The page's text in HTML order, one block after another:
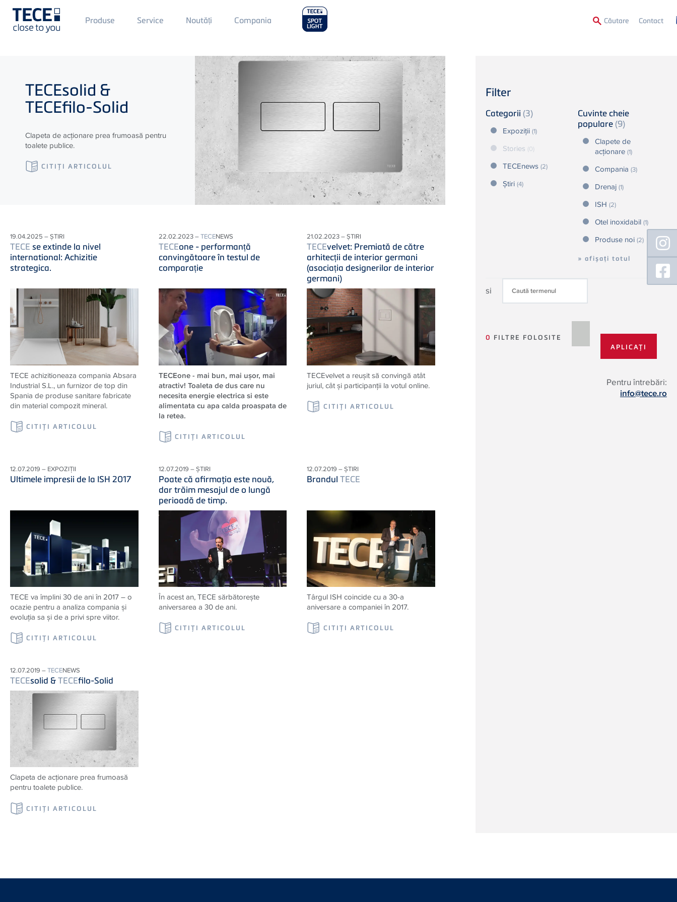
Main
Menü
Produse Service Noutăți Main
Menu
Compania Căutare Contact
Filter
Categorii (3)
Expoziții (1)
Stories (0)
TECEnews (2)
Știri (4)
Cuvinte cheie
populare (9)
Clapete de
acţionare (1)
Compania (3)
Drenaj (1)
ISH (2)
Otel inoxidabil (1)
Produse noi (2)
» afișați totul
si
0 FILTRE FOLOSITE
Pentru întrebări:
info@tece.ro
TECEsolid &
TECEfilo-Solid
Clapeta de acționare prea frumoasă pentru
toalete publice.
CITIŢI ARTICOLUL
19.04.2025 – ȘTIRI
TECE se extinde la nivel
international: Achizitie
strategica.
TECE achizitioneaza compania Absara
Industrial S.L., un furnizor de top din
Spania de produse sanitare fabricate
din material compozit mineral.
CITIŢI ARTICOLUL
22.02.2023 –TECENEWS
TECEone - performanță
convingătoare în testul de
comparație
TECEone - mai bun, mai ușor, mai
atractiv! Toaleta de dus care nu
necesita energie electrica si este
alimentata cu apa calda proaspata de
la retea.
CITIŢI ARTICOLUL
21.02.2023 – ȘTIRI
TECEvelvet: Premiată de către
arhitecții de interior germani
(asociația designerilor de interior
germani)
TECEvelvet a reușit să convingă atât
juriul, cât și participanții la votul online.
CITIŢI ARTICOLUL
12.07.2019 – EXPOZIȚII
Ultimele impresii de la ISH 2017
TECE va împlini 30 de ani în 2017 – o
ocazie pentru a analiza compania şi
evoluţia sa şi de a privi spre viitor.
CITIŢI ARTICOLUL
12.07.2019 – ȘTIRI
Poate că afirmaţia este nouă,
dar trăim mesajul de o lungă
perioadă de timp.
În acest an, TECE sărbătoreşte
aniversarea a 30 de ani.
CITIŢI ARTICOLUL
12.07.2019 – ȘTIRI
BrandulTECE
Târgul ISH coincide cu a 30-a
aniversare a companiei în 2017.
CITIŢI ARTICOLUL
12.07.2019 –TECENEWS
TECEsolid &TECEfilo-Solid
Clapeta de acționare prea frumoasă
pentru toalete publice.
CITIŢI ARTICOLUL
Floating
Sidebar